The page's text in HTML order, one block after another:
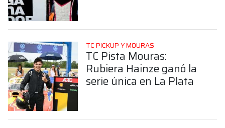
TC PICKUP Y MOURAS
TC Pista Mouras:
Rubiera Hainze ganó la
serie única en La Plata